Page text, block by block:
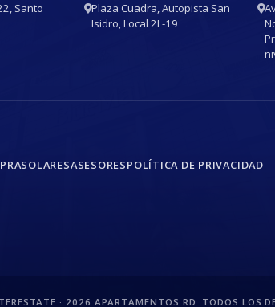
Santo
Plaza Cuadra, Autopista San
Isidro, Local 2L-19
SOLARESASESORESPOLÍTICA DE PRIVACIDAD
· 2026 APARTAMENTOS RD. TODOS LOS